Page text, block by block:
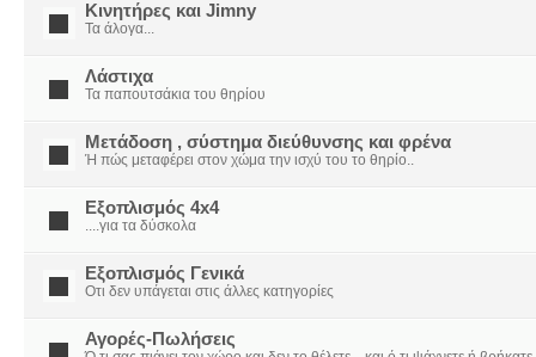
Κινητήρες και Jimny
Τα άλογα...
Λάστιχα
Τα παπουτσάκια του θηρίου
Μετάδοση , σύστημα διεύθυνσης και φρένα
Ή πώς μεταφέρει στον χώμα την ισχύ του το θηρίο..
Εξοπλισμός 4x4
....για τα δύσκολα
Εξοπλισμός Γενικά
Οτι δεν υπάγεται στις άλλες κατηγορίες
Αγορές-Πωλήσεις